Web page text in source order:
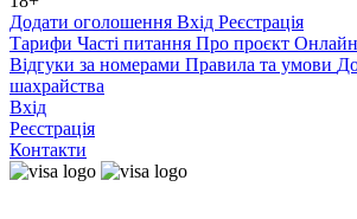
Додати оголошення Вхід Реєстрація
Тарифи Часті питання Про проєкт
Відгуки за номерами Правила та умови
шахрайства
Вхід
Реєстрація
Контакти